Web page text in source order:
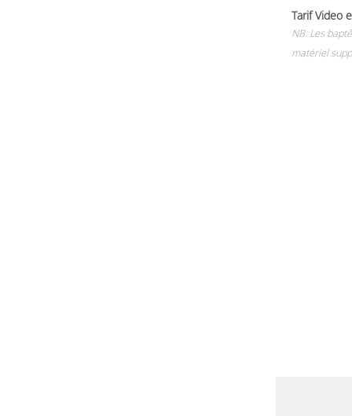
Tarif Video
NB: Les
matériel